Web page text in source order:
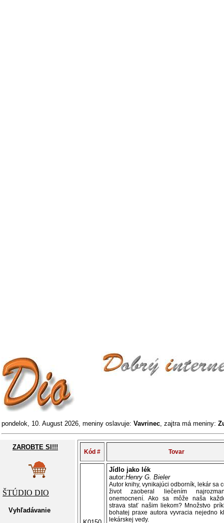
pondelok, 10. August 2026, meniny oslavuje: Vavrinec, zajtra má meniny:
ZAROBTE SI!!!
ŠTÚDIO DIO
Vyhľadávanie
Kód # Tovar
Jídlo jako lék
autor:Henry G. Bieler
Autor knihy, vynikajúci odborník, lekár sa
život zaoberal liečením
onemocnení. Ako sa môže naša
strava stať našim liekom? Množstvo
bohatej praxe autora vyvracia nejedno
lekárskej vedy.